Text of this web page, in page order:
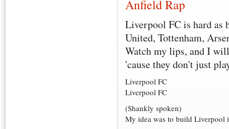
Anfield Rap
Liverpool FC is hard as
United, Tottenham,
Watch my lips, and I
'cause they don't just
Liverpool FC
Liverpool FC
(Shankly spoken)
My idea was to build